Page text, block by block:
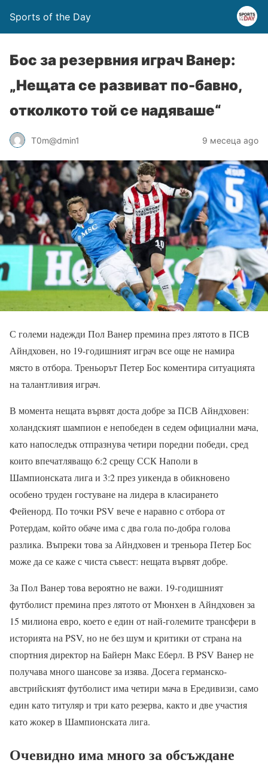
Sports of the Day
Бос за резервния играч Ванер:
„Нещата се развиват по-бавно,
отколкото той се надяваше“
T0m@dmin1 9 месеца ago
С големи надежди Пол Ванер премина през лятото в ПСВ
Айндховен, но 19-годишният играч все още не намира
място в отбора. Треньорът Петер Бос коментира ситуацията
на талантливия играч.
В момента нещата вървят доста добре за ПСВ Айндховен:
холандският шампион е непобеден в седем официални мача,
като напоследък отпразнува четири поредни победи, сред
които впечатляващо 6:2 срещу ССК Наполи в
Шампионската лига и 3:2 през уикенда в обикновено
особено труден гостуване на лидера в класирането
Фейенорд. По точки PSV вече е наравно с отбора от
Ротердам, който обаче има с два гола по-добра голова
разлика. Въпреки това за Айндховен и треньора Петер Бос
може да се каже с чиста съвест: нещата вървят добре.
За Пол Ванер това вероятно не важи. 19-годишният
футболист премина през лятото от Мюнхен в Айндховен за
15 милиона евро, което е един от най-големите трансфери в
историята на PSV, но не без шум и критики от страна на
спортния директор на Байерн Макс Еберл. В PSV Ванер не
получава много шансове за изява. Досега германско-
австрийският футболист има четири мача в Ередивизи, само
един като титуляр и три като резерва, както и две участия
като жокер в Шампионската лига.
Очевидно има много за обсъждане